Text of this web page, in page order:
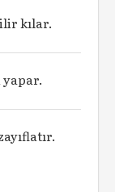
kılar.